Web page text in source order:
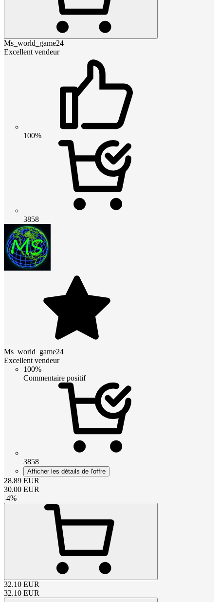
Ms_world_game24
Excellent vendeur
100%
3858
Ms_world_game24
Excellent vendeur
100%
Commentaire positif
3858
Afficher les détails de l'offre
28.89 EUR
30.00 EUR
-4%
32.10 EUR
32.10 EUR